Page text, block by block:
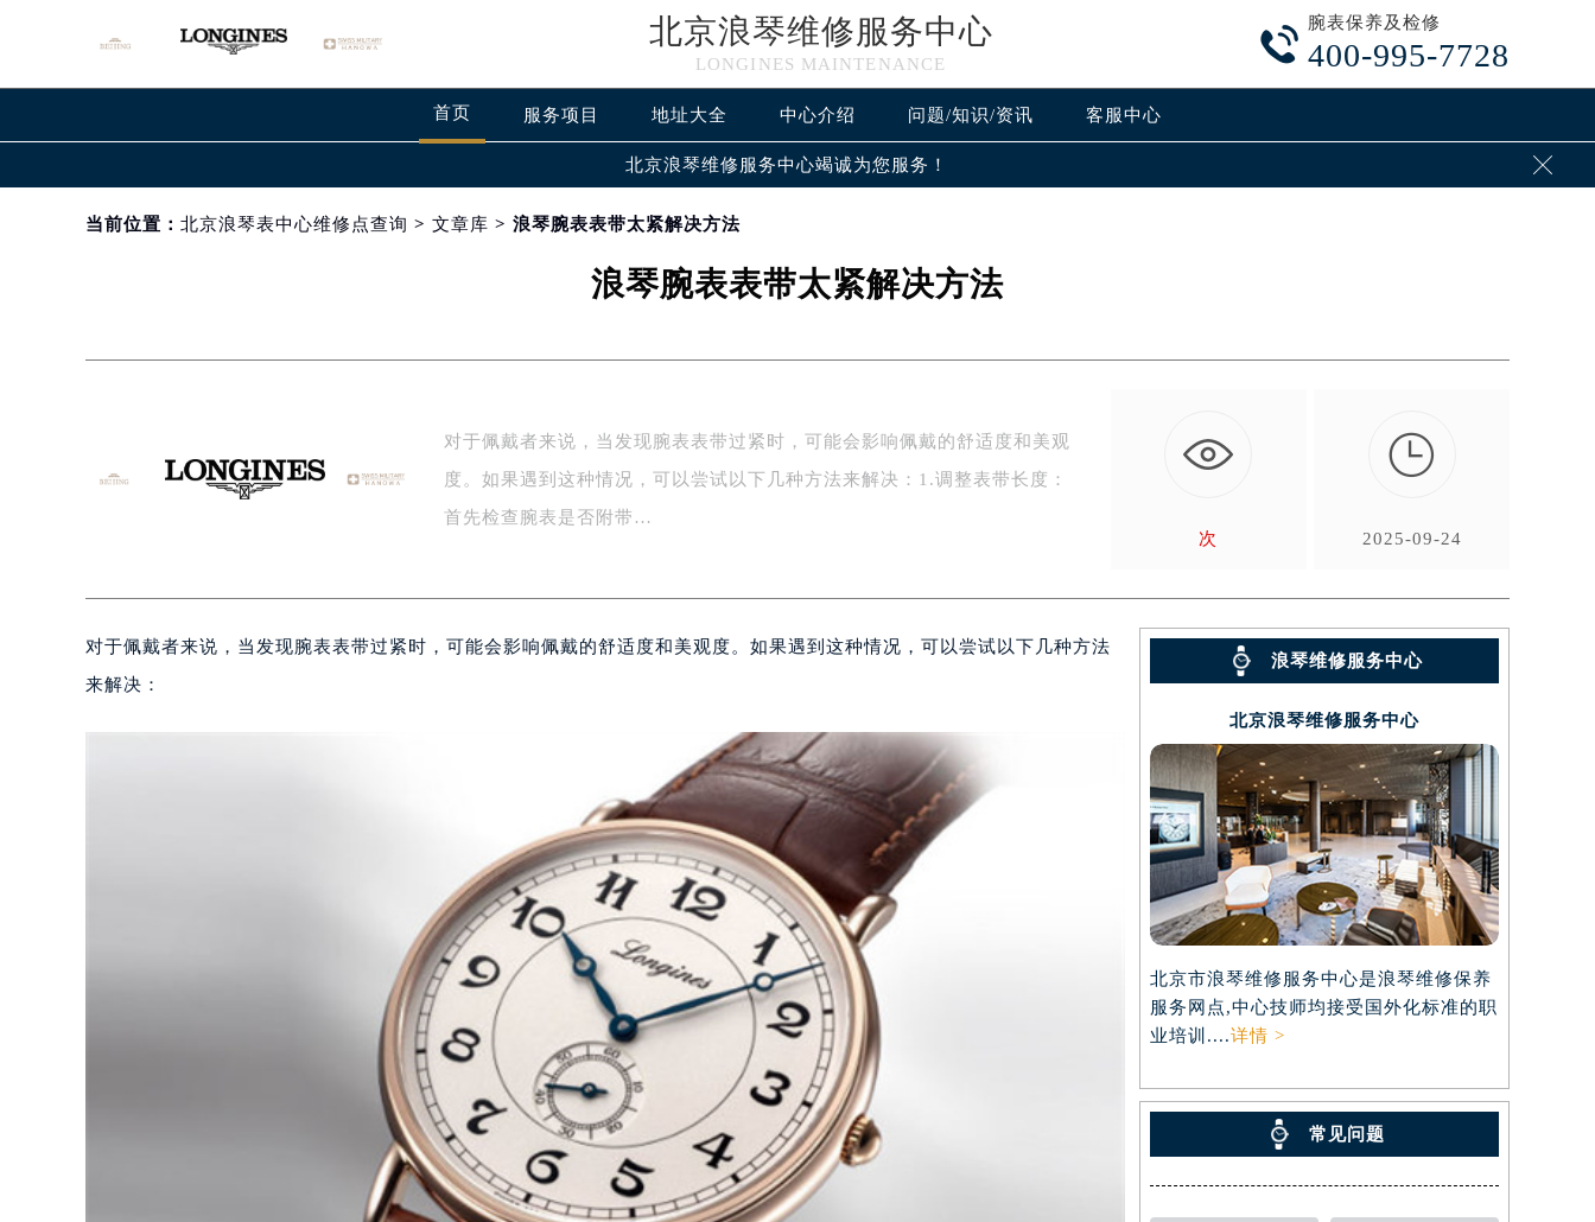
北京浪琴维修服务中心
LONGINES MAINTENANCE

腕表保养及检修
400-995-7728
首页 服务项目 地址大全 中心介绍 问题/知识/资讯 客服中心
北京浪琴维修服务中心竭诚为您服务！ 
当前位置： 北京浪琴表中心维修点查询 > 文章库 > 浪琴腕表表带太紧解决方法
浪琴腕表表带太紧解决方法
对于佩戴者来说，当发现腕表表带过紧时，可能会影响佩戴的舒适度和美观
度。如果遇到这种情况，可以尝试以下几种方法来解决：1.调整表带长度：
首先检查腕表是否附带…
次

2025-09-24
对于佩戴者来说，当发现腕表表带过紧时，可能会影响佩戴的舒适度和美观度。如果遇到这种情况，可以尝试以下几种方法
来解决：
浪琴维修服务中心
北京浪琴维修服务中心
北京市浪琴维修服务中心是浪琴维修保养
服务网点,中心技师均接受国外化标准的职
业培训....详情 >
常见问题